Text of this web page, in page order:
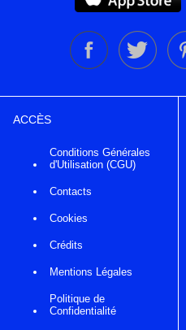
ACCÈS
Conditions Générales
d'Utilisation (CGU)
Contacts
Cookies
Crédits
Mentions Légales
Politique de
Confidentialité